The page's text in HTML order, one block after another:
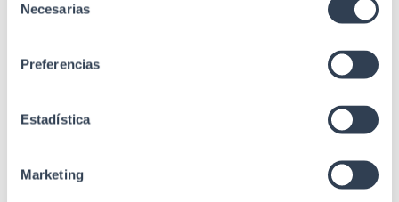
Necesarias
Preferencias
Estadística
Marketing
Material de
ANSI/TIA/EIA 568.2 Rev.